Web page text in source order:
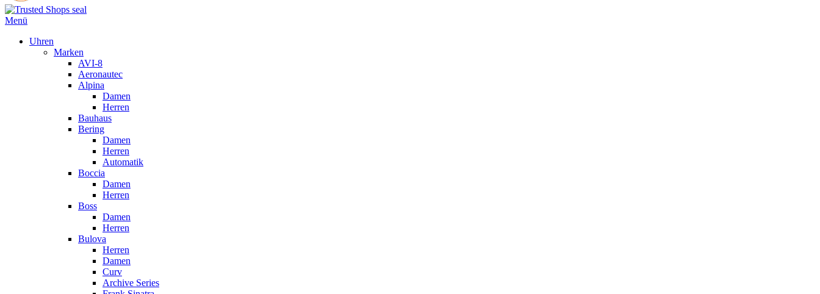
Menü
Uhren
Marken
AVI-8
Aeronautec
Alpina
Damen
Herren
Bauhaus
Bering
Damen
Herren
Automatik
Boccia
Damen
Herren
Boss
Damen
Herren
Bulova
Herren
Damen
Curv
Archive Series